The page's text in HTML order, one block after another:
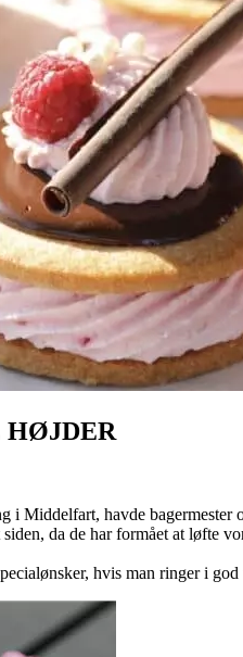
i Middelfart, havde
da de har formået at løfte
hvis man ringer i